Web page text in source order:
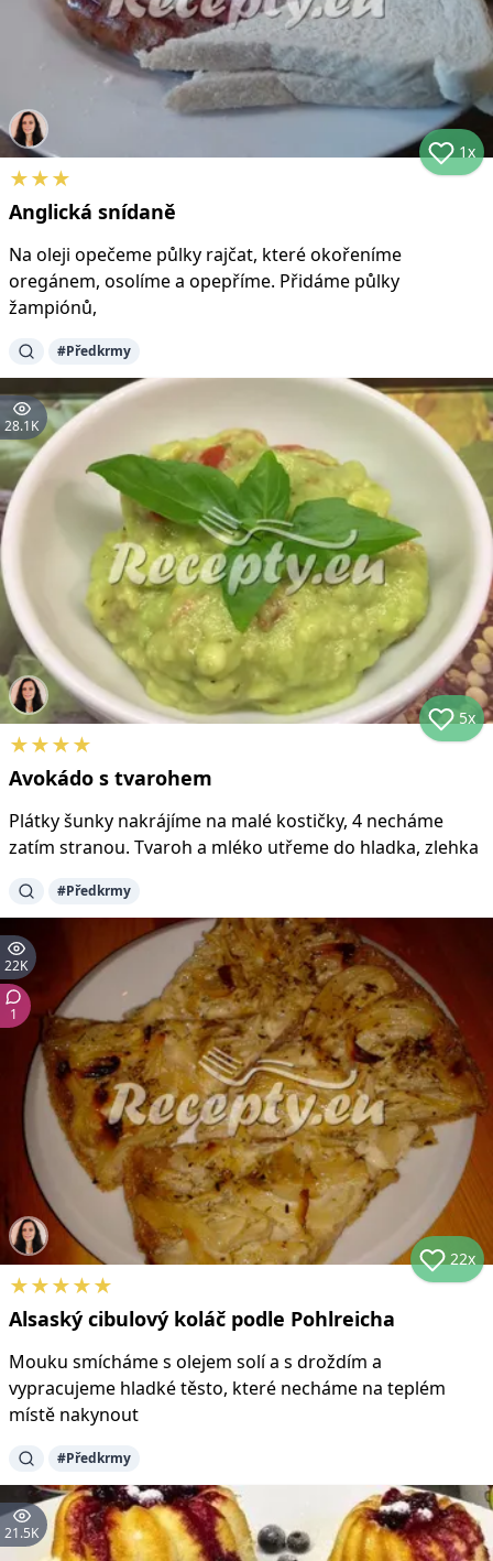
1x
★★★
Anglická snídaně
Na oleji opečeme půlky rajčat, které okořeníme
oregánem, osolíme a opepříme. Přidáme půlky
žampiónů,
#Předkrmy
28.1K
5x
★★★★
Avokádo s tvarohem
Plátky šunky nakrájíme na malé kostičky, 4 necháme
zatím stranou. Tvaroh a mléko utřeme do hladka, zlehka
#Předkrmy
22K
1
22x
★★★★★
Alsaský cibulový koláč podle Pohlreicha
Mouku smícháme s olejem solí a s droždím a
vypracujeme hladké těsto, které necháme na teplém
místě nakynout
#Předkrmy
21.5K